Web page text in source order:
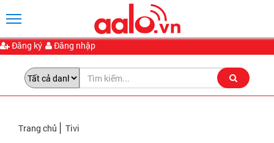
Đăng ký Đăng nhập
Trang chủ Tivi